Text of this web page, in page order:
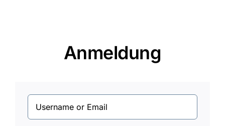
Anmeldung